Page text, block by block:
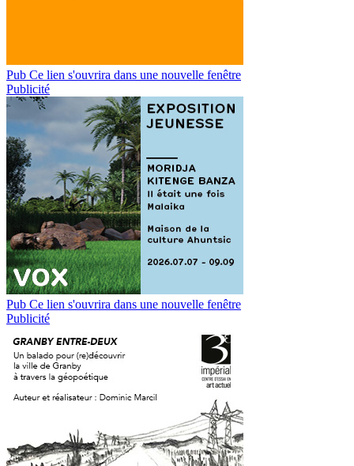
Pub Ce lien s'ouvrira dans une nouvelle fenêtre
Publicité
Pub Ce lien s'ouvrira dans une nouvelle fenêtre
Publicité